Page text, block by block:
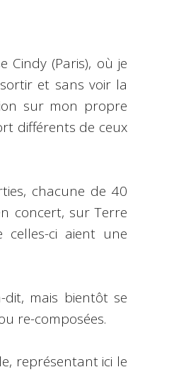
Cindy (Paris), où je
et sans voir la
sur mon propre
différents de ceux
chacune de 40
concert, sur Terre
ci aient une
mais bientôt se
re-composées.
représentant ici le